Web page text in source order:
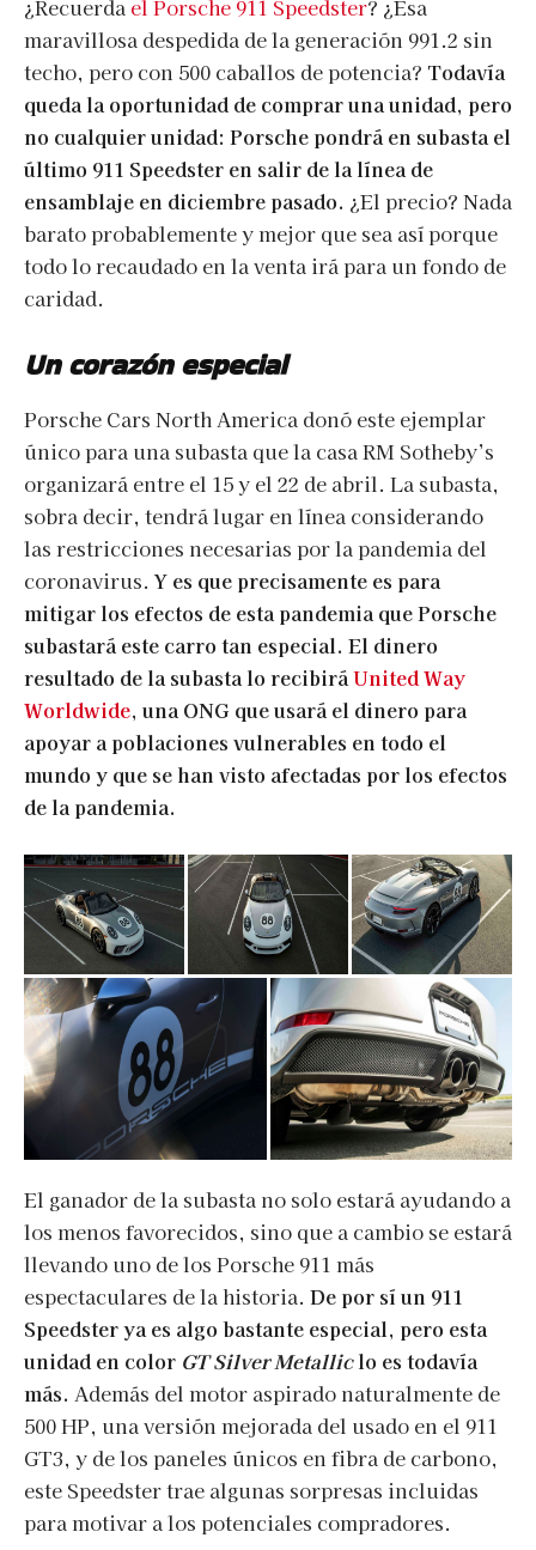
¿Recuerda el Porsche 911 Speedster? ¿Esa
maravillosa despedida de la generación 991.2 sin
techo, pero con 500 caballos de potencia? Todavía
queda la oportunidad de comprar una unidad, pero
no cualquier unidad: Porsche pondrá en subasta el
último 911 Speedster en salir de la línea de
ensamblaje en diciembre pasado. ¿El precio? Nada
barato probablemente y mejor que sea así porque
todo lo recaudado en la venta irá para un fondo de
caridad.
Un corazón especial
Porsche Cars North America donó este ejemplar
único para una subasta que la casa RM Sotheby’s
organizará entre el 15 y el 22 de abril. La subasta,
sobra decir, tendrá lugar en línea considerando
las restricciones necesarias por la pandemia del
coronavirus.Y es que precisamente es para
mitigar los efectos de esta pandemia que Porsche
subastará este carro tan especial. El dinero
resultado de la subasta lo recibiráUnited Way
Worldwide, una ONG que usará el dinero para
apoyar a poblaciones vulnerables en todo el
mundo y que se han visto afectadas por los efectos
de la pandemia.
El ganador de la subasta no solo estará ayudando a
los menos favorecidos, sino que a cambio se estará
llevando uno de los Porsche 911 más
espectaculares de la historia. De por sí un 911
Speedster ya es algo bastante especial, pero esta
unidad en color GT Silver Metalliclo es todavía
más. Además del motor aspirado naturalmente de
500 HP, una versión mejorada del usado en el 911
GT3, y de los paneles únicos en fibra de carbono,
este Speedster trae algunas sorpresas incluidas
para motivar a los potenciales compradores.